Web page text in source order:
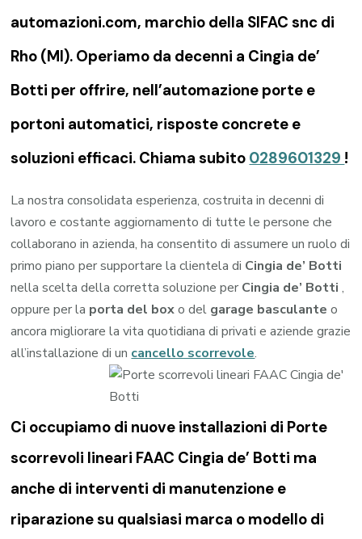
automazioni.com, marchio della SIFAC snc di
Rho (MI). Operiamo da decenni a Cingia de’
Botti per offrire, nell’automazione porte e
portoni automatici, risposte concrete e
soluzioni efficaci. Chiama subito 0289601329 !
La nostra consolidata esperienza, costruita in decenni di
lavoro e costante aggiornamento di tutte le persone che
collaborano in azienda, ha consentito di assumere un ruolo di
primo piano per supportare la clientela di Cingia de’ Botti
nella scelta della corretta soluzione per Cingia de’ Botti ,
oppure per la porta del boxo del garage basculante o
ancora migliorare la vita quotidiana di privati e aziende grazie
all’installazione di un cancello scorrevole.
Ci occupiamo di nuove installazioni di Porte
scorrevoli lineari FAAC Cingia de’ Botti ma
anche di interventi di manutenzione e
riparazione su qualsiasi marca o modello di